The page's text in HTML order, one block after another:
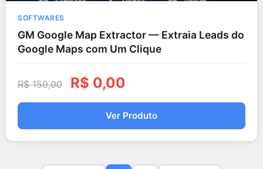
SOFTWARES
GM Google Map Extractor — Extraia Leads do
Google Maps com Um Clique
R$150,00 R$ 0,00
Ver Produto